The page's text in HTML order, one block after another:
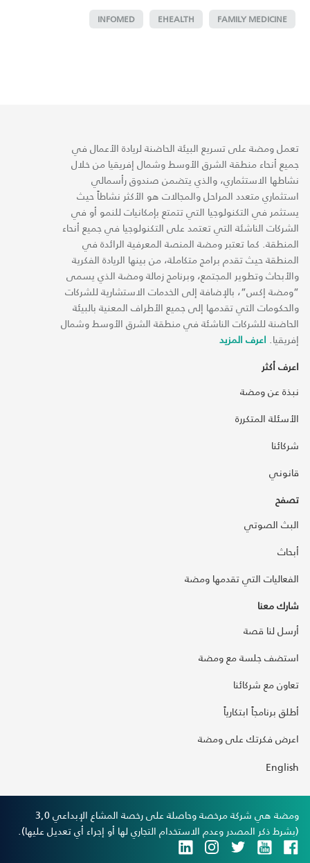
FAMILY MEDICINE
EHEALTH
INFOMED
تعمل ومضة على تسريع البيئة الحاضنة لريادة الأعمال في
جميع أنحاء منطقة الشرق الأوسط وشمال إفريقيا من خلال
نشاطها الاستثماري، والذي يتضمن صندوق رأسمالي
استثماري متعدد المراحل والمجالات هو الأكثر نشاطاً حيث
يستثمر في التكنولوجيا التي تتمتع بإمكانيات للنمو أو في
الشركات الناشئة التي تعتمد على التكنولوجيا في جميع أنحاء
المنطقة. كما تعتبر ومضة المنصة المعرفية الرائدة في
المنطقة حيث تقدم برامج متكاملة، من بينها الريادة الفكرية
والأبحاث وتطوير المجتمع، وبرنامج زمالة ومضة الذي يسمى
“ومضة إكس“، بالإضافة إلى الخدمات الاستشارية للشركات
والحكومات التي تقدمها إلى جميع الأطراف المعنية بالبيئة
الحاضنة للشركات الناشئة في منطقة الشرق الأوسط وشمال
إفريقيا. اعرف المزيد
اعرف أكثر
نبذة عن ومضة
الأسئلة المتكررة
شركائنا
قانوني
تصفح
البث الصوتي
أبحاث
الفعاليات التي تقدمها ومضة
شارك معنا
أرسل لنا قصة
استضف جلسة مع ومضة
تعاون مع شركائنا
أطلق برنامجاً ابتكارياً
اعرض فكرتك على ومضة
English
ومضة هي شركة مرخصة وحاصلة على رخصة المشاع الإبداعي 3,0
(بشرط ذكر المصدر وعدم الاستخدام التجاري لها أو إجراء أي تعديل عليها).